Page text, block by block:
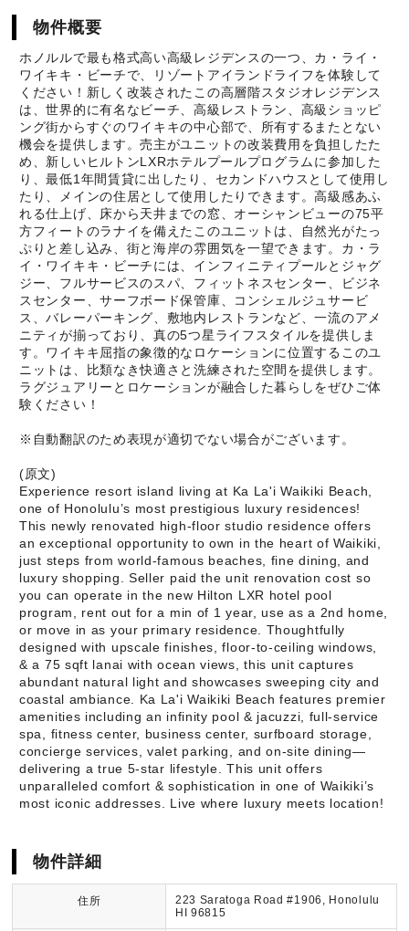
物件概要
ホノルルで最も格式高い高級レジデンスの一つ、カ・ライ・
ワイキキ・ビーチで、リゾートアイランドライフを体験して
ください！新しく改装されたこの高層階スタジオレジデンス
は、世界的に有名なビーチ、高級レストラン、高級ショッピ
ング街からすぐのワイキキの中心部で、所有するまたとない
機会を提供します。売主がユニットの改装費用を負担したた
め、新しいヒルトンLXRホテルプールプログラムに参加した
り、最低1年間賃貸に出したり、セカンドハウスとして使用し
たり、メインの住居として使用したりできます。高級感あふ
れる仕上げ、床から天井までの窓、オーシャンビューの75平
方フィートのラナイを備えたこのユニットは、自然光がたっ
ぷりと差し込み、街と海岸の雰囲気を一望できます。カ・ラ
イ・ワイキキ・ビーチには、インフィニティプールとジャグ
ジー、フルサービスのスパ、フィットネスセンター、ビジネ
スセンター、サーフボード保管庫、コンシェルジュサービ
ス、バレーパーキング、敷地内レストランなど、一流のアメ
ニティが揃っており、真の5つ星ライフスタイルを提供しま
す。ワイキキ屈指の象徴的なロケーションに位置するこのユ
ニットは、比類なき快適さと洗練された空間を提供します。
ラグジュアリーとロケーションが融合した暮らしをぜひご体
験ください！
※自動翻訳のため表現が適切でない場合がございます。
(原文)
Experience resort island living at Ka La'i Waikiki Beach,
one of Honolulu’s most prestigious luxury residences!
This newly renovated high-floor studio residence offers
an exceptional opportunity to own in the heart of Waikiki,
just steps from world-famous beaches, fine dining, and
luxury shopping. Seller paid the unit renovation cost so
you can operate in the new Hilton LXR hotel pool
program, rent out for a min of 1 year, use as a 2nd home,
or move in as your primary residence. Thoughtfully
designed with upscale finishes, floor-to-ceiling windows,
& a 75 sqft lanai with ocean views, this unit captures
abundant natural light and showcases sweeping city and
coastal ambiance. Ka La'i Waikiki Beach features premier
amenities including an infinity pool & jacuzzi, full-service
spa, fitness center, business center, surfboard storage,
concierge services, valet parking, and on-site dining—
delivering a true 5-star lifestyle. This unit offers
unparalleled comfort & sophistication in one of Waikiki’s
most iconic addresses. Live where luxury meets location!
物件詳細
住所
223 Saratoga Road #1906, Honolulu
HI 96815